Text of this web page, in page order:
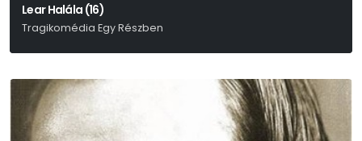
Lear Halála (16)
Tragikomédia Egy Részben